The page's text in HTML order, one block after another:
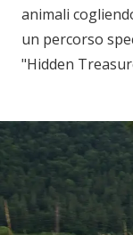
animali
un percorso
"Hidden